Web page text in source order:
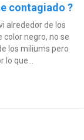
contagiado ?
alrededor de los
color negro, no se
los miliums pero
que...